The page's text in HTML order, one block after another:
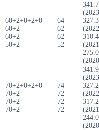
60+2+0+2+0
60+2
60+2
50+2
64
62
62
52
70+2+0+2+0
70+2
70+2
70+2
74
72
72
72